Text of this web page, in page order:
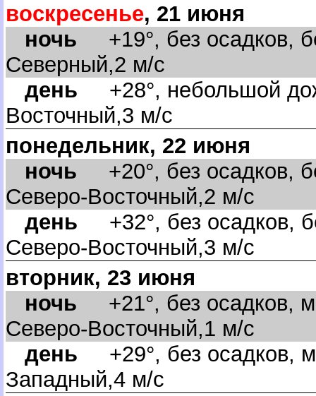
оскресенье, 21 июня
ночь +19°, без осадков,
Северный,2 м/с
день +28°, небольшой
осточный,3 м/с
понедельник, 22 июня
ночь +20°, без осадков,
Северо-Восточный,2 м/с
день +32°, без осадков,
Северо-Восточный,3 м/с
торник, 23 июня
ночь +21°, без осадков,
Северо-Восточный,1 м/с
день +29°, без осадков,
Западный,4 м/с